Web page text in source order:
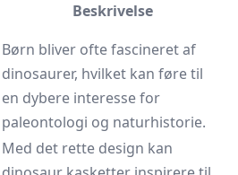
Beskrivelse
Børn bliver ofte fascineret af
dinosaurer, hvilket kan føre til
en dybere interesse for
paleontologi og naturhistorie.
Med det rette design kan